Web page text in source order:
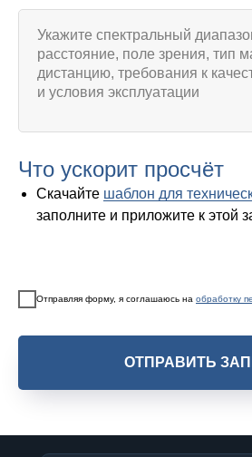
Что ускорит просчёт
Скачайте шаблон для
заполните и приложите к этой
Отправляя форму, я соглашаюсь на обработку
ОТПРАВИТЬ